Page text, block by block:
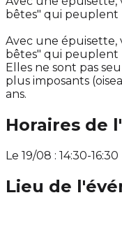
bêtes" qui peuplent
Avec une épuisette,
bêtes" qui peuplent
Elles ne sont pas
plus imposants
ans.
Horaires de
Le 19/08 : 14:30-16:30
Lieu de